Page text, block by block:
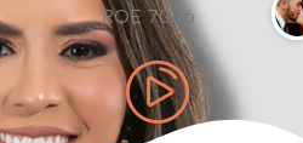
RQE 7006